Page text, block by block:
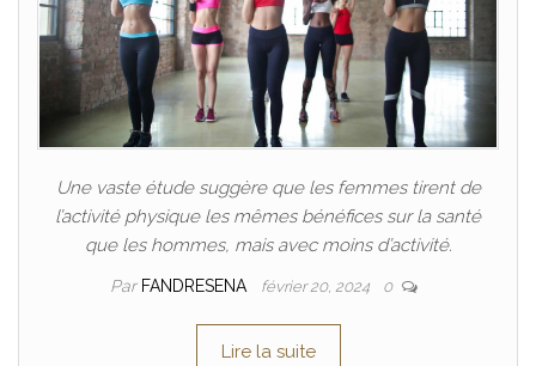
Une vaste étude suggère que les femmes tirent de
l’activité physique les mêmes bénéfices sur la santé
que les hommes, mais avec moins d’activité.
Par FANDRESENA février 20, 2024 0
Lire la suite